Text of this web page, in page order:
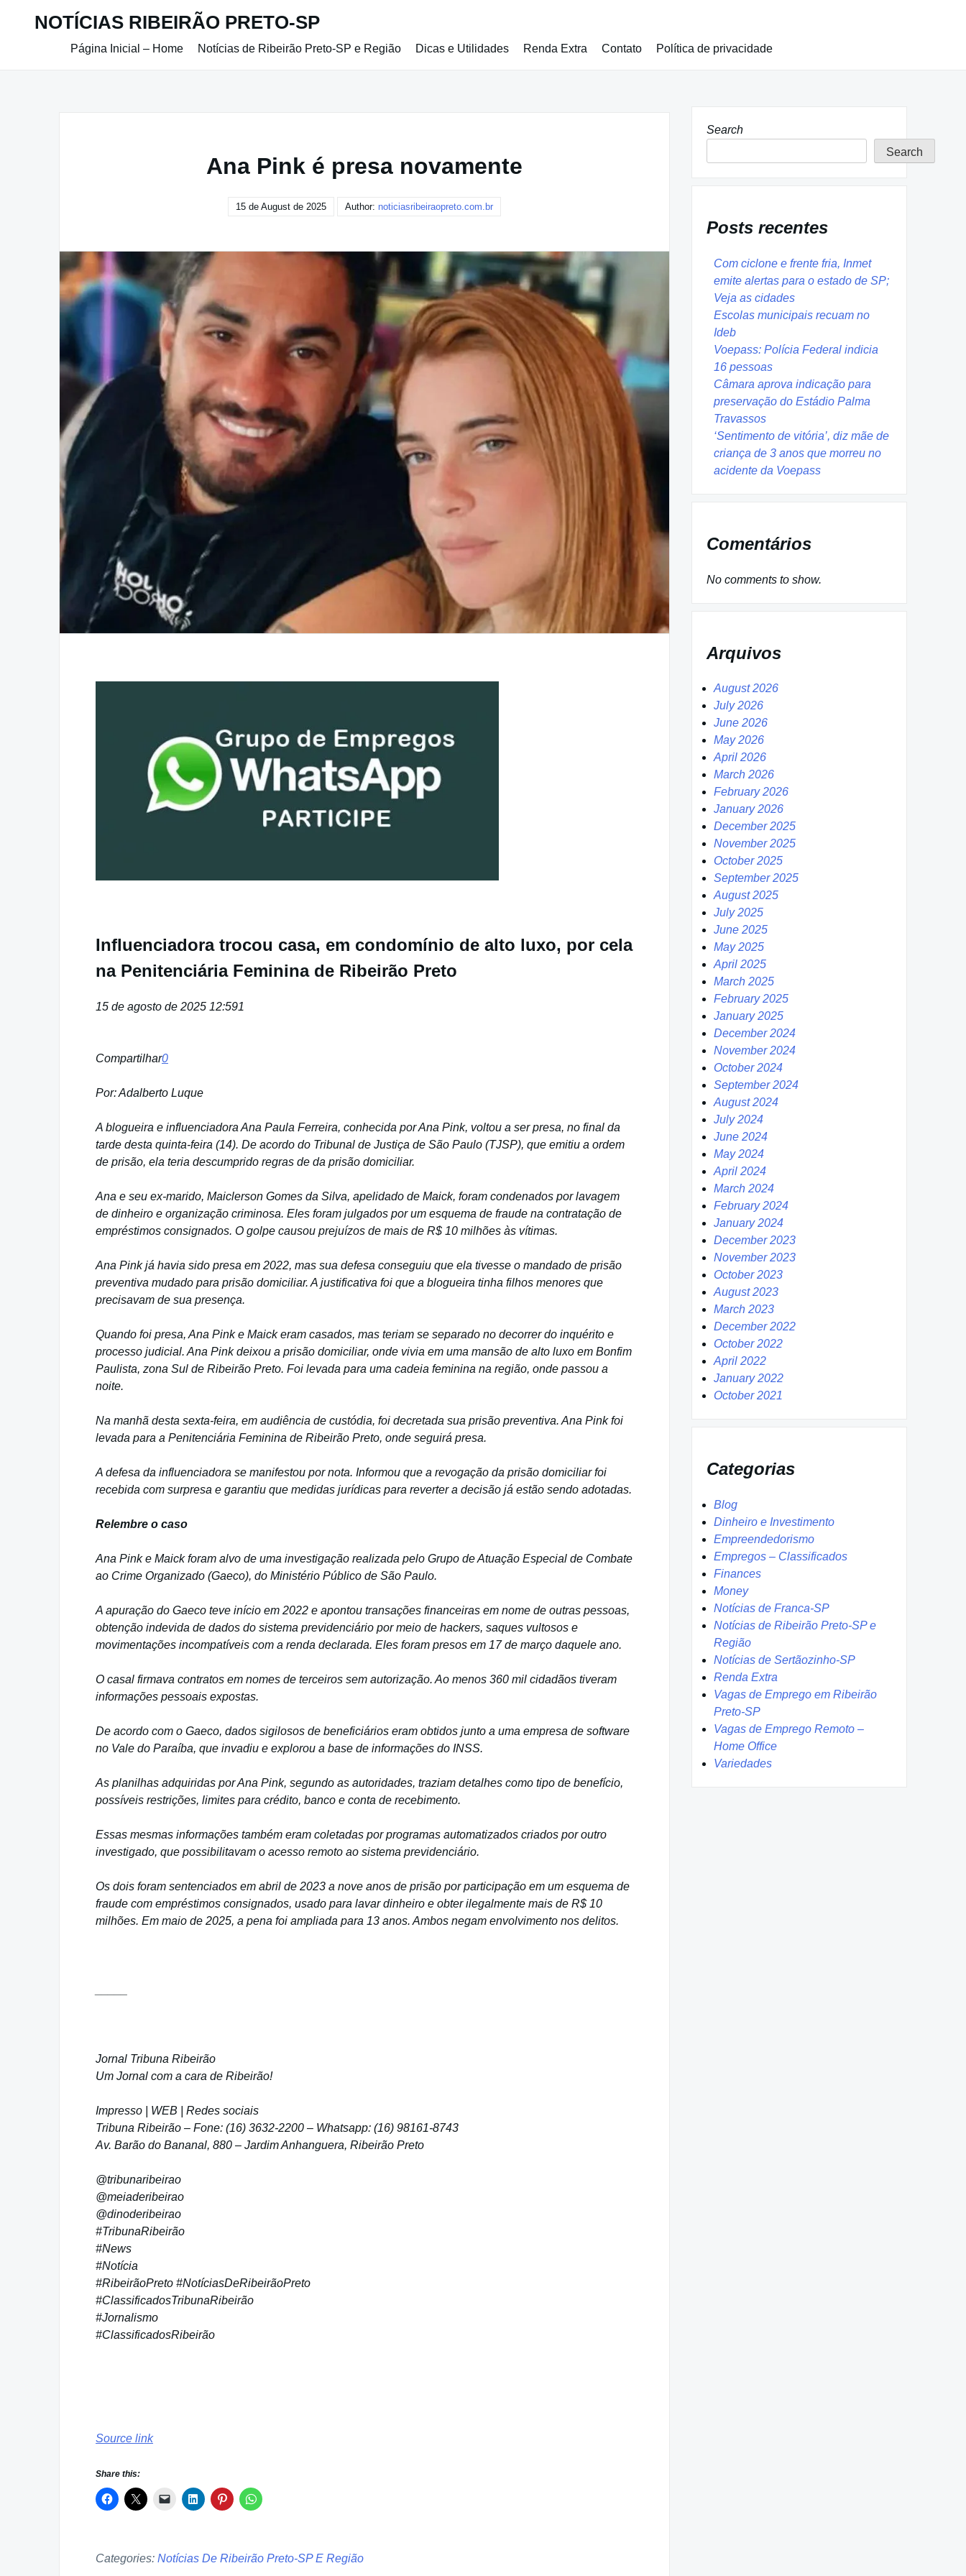
NOTÍCIAS RIBEIRÃO PRETO-SP
Página Inicial – Home Notícias de Ribeirão Preto-SP e Região Dicas e Utilidades Renda Extra Contato Política de privacidade
Ana Pink é presa novamente
15 de August de 2025 Author: noticiasribeiraopreto.com.br
Influenciadora trocou casa, em condomínio de alto luxo, por cela
na Penitenciária Feminina de Ribeirão Preto
15 de agosto de 2025 12:591
Compartilhar0
Por: Adalberto Luque
A blogueira e influenciadora Ana Paula Ferreira, conhecida por Ana Pink, voltou a ser presa, no final da
tarde desta quinta-feira (14). De acordo do Tribunal de Justiça de São Paulo (TJSP), que emitiu a ordem
de prisão, ela teria descumprido regras de da prisão domiciliar.
Ana e seu ex-marido, Maiclerson Gomes da Silva, apelidado de Maick, foram condenados por lavagem
de dinheiro e organização criminosa. Eles foram julgados por um esquema de fraude na contratação de
empréstimos consignados. O golpe causou prejuízos de mais de R$ 10 milhões às vítimas.
Ana Pink já havia sido presa em 2022, mas sua defesa conseguiu que ela tivesse o mandado de prisão
preventiva mudado para prisão domiciliar. A justificativa foi que a blogueira tinha filhos menores que
precisavam de sua presença.
Quando foi presa, Ana Pink e Maick eram casados, mas teriam se separado no decorrer do inquérito e
processo judicial. Ana Pink deixou a prisão domiciliar, onde vivia em uma mansão de alto luxo em Bonfim
Paulista, zona Sul de Ribeirão Preto. Foi levada para uma cadeia feminina na região, onde passou a
noite.
Na manhã desta sexta-feira, em audiência de custódia, foi decretada sua prisão preventiva. Ana Pink foi
levada para a Penitenciária Feminina de Ribeirão Preto, onde seguirá presa.
A defesa da influenciadora se manifestou por nota. Informou que a revogação da prisão domiciliar foi
recebida com surpresa e garantiu que medidas jurídicas para reverter a decisão já estão sendo adotadas.
Relembre o caso
Ana Pink e Maick foram alvo de uma investigação realizada pelo Grupo de Atuação Especial de Combate
ao Crime Organizado (Gaeco), do Ministério Público de São Paulo.
A apuração do Gaeco teve início em 2022 e apontou transações financeiras em nome de outras pessoas,
obtenção indevida de dados do sistema previdenciário por meio de hackers, saques vultosos e
movimentações incompatíveis com a renda declarada. Eles foram presos em 17 de março daquele ano.
O casal firmava contratos em nomes de terceiros sem autorização. Ao menos 360 mil cidadãos tiveram
informações pessoais expostas.
De acordo com o Gaeco, dados sigilosos de beneficiários eram obtidos junto a uma empresa de software
no Vale do Paraíba, que invadiu e explorou a base de informações do INSS.
As planilhas adquiridas por Ana Pink, segundo as autoridades, traziam detalhes como tipo de benefício,
possíveis restrições, limites para crédito, banco e conta de recebimento.
Essas mesmas informações também eram coletadas por programas automatizados criados por outro
investigado, que possibilitavam o acesso remoto ao sistema previdenciário.
Os dois foram sentenciados em abril de 2023 a nove anos de prisão por participação em um esquema de
fraude com empréstimos consignados, usado para lavar dinheiro e obter ilegalmente mais de R$ 10
milhões. Em maio de 2025, a pena foi ampliada para 13 anos. Ambos negam envolvimento nos delitos.
Jornal Tribuna Ribeirão
Um Jornal com a cara de Ribeirão!
Impresso | WEB | Redes sociais
Tribuna Ribeirão – Fone: (16) 3632-2200 – Whatsapp: (16) 98161-8743
Av. Barão do Bananal, 880 – Jardim Anhanguera, Ribeirão Preto
@tribunaribeirao
@meiaderibeirao
@dinoderibeirao
#TribunaRibeirão
#News
#Notícia
#RibeirãoPreto #NotíciasDeRibeirãoPreto
#ClassificadosTribunaRibeirão
#Jornalismo
#ClassificadosRibeirão
Source link
Share this:
Categories: Notícias De Ribeirão Preto-SP E Região
Search
Search
Posts recentes
Com ciclone e frente fria, Inmet
emite alertas para o estado de SP;
Veja as cidades
Escolas municipais recuam no
Ideb
Voepass: Polícia Federal indicia
16 pessoas
Câmara aprova indicação para
preservação do Estádio Palma
Travassos
‘Sentimento de vitória’, diz mãe de
criança de 3 anos que morreu no
acidente da Voepass
Comentários
No comments to show.
Arquivos
August 2026
July 2026
June 2026
May 2026
April 2026
March 2026
February 2026
January 2026
December 2025
November 2025
October 2025
September 2025
August 2025
July 2025
June 2025
May 2025
April 2025
March 2025
February 2025
January 2025
December 2024
November 2024
October 2024
September 2024
August 2024
July 2024
June 2024
May 2024
April 2024
March 2024
February 2024
January 2024
December 2023
November 2023
October 2023
August 2023
March 2023
December 2022
October 2022
April 2022
January 2022
October 2021
Categorias
Blog
Dinheiro e Investimento
Empreendedorismo
Empregos – Classificados
Finances
Money
Notícias de Franca-SP
Notícias de Ribeirão Preto-SP e
Região
Notícias de Sertãozinho-SP
Renda Extra
Vagas de Emprego em Ribeirão
Preto-SP
Vagas de Emprego Remoto –
Home Office
Variedades